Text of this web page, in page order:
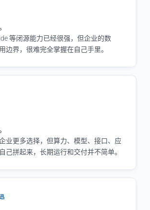
等闭源能力已经很强，但企业的数
边界，很难完全掌握在自己手里。
业更多选择，但算力、模型、接口、应
己拼起来，长期运行和交付并不简单。